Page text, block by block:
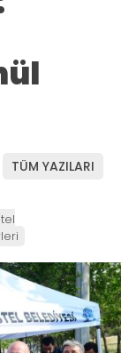
TÜM YAZILARI